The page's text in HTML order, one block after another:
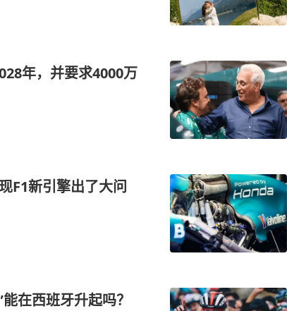
年，并要求4000万
F1新引擎出了大问
在西班牙升起吗？